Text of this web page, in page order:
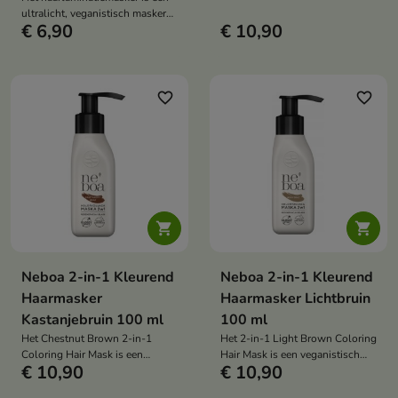
ultralicht, veganistisch masker
met een gelcrème-achtige
zachtheid, glans en elasticiteit
€ 6,90
haarmasker dat de haarkleur
opfrist, een intense tint geeft,
€ 10,90

favorite_border
Neboa 2-in-1 Kleurend
Haarmasker
Kastanjebruin 100 ml
Het Chestnut Brown 2-in-1
Coloring Hair Mask is een
veganistisch, voedend en
€ 10,90

favorite_border
Neboa 2-in-1 Kleurend
Haarmasker Lichtbruin
100 ml
Het 2-in-1 Light Brown Coloring
Hair Mask is een veganistisch
voedend en tonifiërend masker
€ 10,90